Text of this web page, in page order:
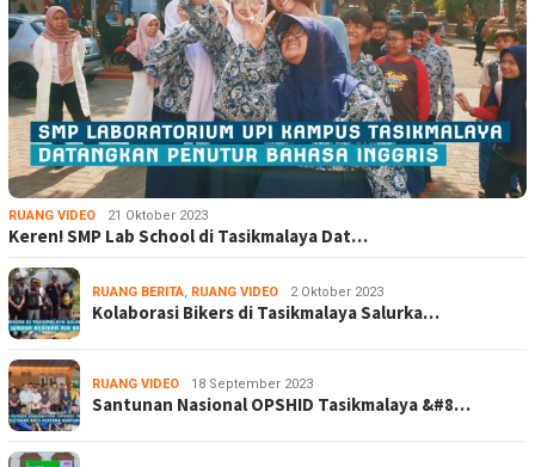
RUANG VIDEO 21 Oktober 2023
Keren! SMP Lab School di Tasikmalaya Dat…
RUANG BERITA, RUANG VIDEO 2 Oktober 2023
Kolaborasi Bikers di Tasikmalaya Salurka…
RUANG VIDEO 18 September 2023
Santunan Nasional OPSHID Tasikmalaya &#8…